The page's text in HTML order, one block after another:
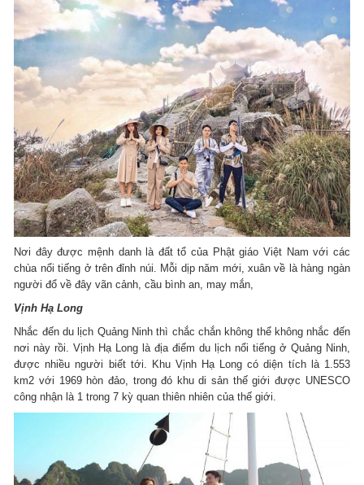
Nơi đây được mệnh danh là đất tổ của Phật giáo Việt Nam với các
chùa nổi tiếng ở trên đỉnh núi. Mỗi dịp năm mới, xuân về là hàng ngàn
người đổ về đây vãn cảnh, cầu bình an, may mắn,
Vịnh Hạ Long
Nhắc đến du lịch Quảng Ninh thì chắc chắn không thể không nhắc đến
nơi này rồi. Vịnh Hạ Long là địa điểm du lịch nổi tiếng ở Quảng Ninh,
được nhiều người biết tới. Khu Vịnh Hạ Long có diện tích là 1.553
km2 với 1969 hòn đảo, trong đó khu di sản thế giới được UNESCO
công nhận là 1 trong 7 kỳ quan thiên nhiên của thế giới.